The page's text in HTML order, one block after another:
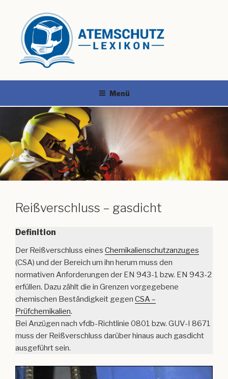
Menü
Reißverschluss – gasdicht
Definition
Der Reißverschluss eines Chemikalienschutzanzuges
(CSA) und der Bereich um ihn herum muss den
normativen Anforderungen der EN 943-1 bzw. EN 943-2
erfüllen. Dazu zählt die in Grenzen vorgegebene
chemischen Beständigkeit gegen CSA –
Prüfchemikalien.
Bei Anzügen nach vfdb-Richtlinie 0801 bzw. GUV-I 8671
muss der Reißverschluss darüber hinaus auch gasdicht
ausgeführt sein.